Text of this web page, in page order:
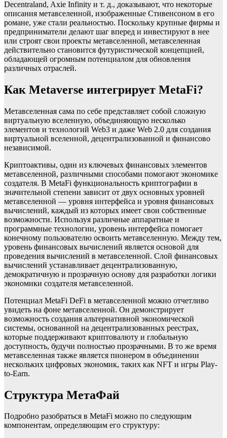
Decentraland, Axie Infinity и т. д., доказывают, что некоторые
описания метавселенной, изображенные Стивенсоном в его
романе, уже стали реальностью. Поскольку крупные фирмы и
предприниматели делают шаг вперед и инвестируют в нее
или строят свои проекты метавселенной, метавселенная
действительно становится футуристической концепцией,
обладающей огромным потенциалом для обновления
различных отраслей.
Как Metaverse интегрирует MetaFi?
Метавселенная сама по себе представляет собой сложную
виртуальную вселенную, объединяющую несколько
элементов и технологий Web3 и даже Web 2.0 для создания
виртуальной вселенной, децентрализованной и финансово
независимой.
Криптоактивы, один из ключевых финансовых элементов
метавселенной, различными способами помогают экономике
создателя. В MetaFi функциональность криптографии в
значительной степени зависит от двух основных уровней
метавселенной — уровня интерфейса и уровня финансовых
вычислений, каждый из которых имеет свои собственные
возможности. Используя различные аппаратные и
программные технологии, уровень интерфейса помогает
конечному пользователю освоить метавселенную. Между тем,
уровень финансовых вычислений является основой для
проведения вычислений в метавселенной. Слой финансовых
вычислений устанавливает децентрализованную,
демократичную и прозрачную основу для разработки логики
экономики создателя метавселенной.
Потенциал MetaFi DeFi в метавселенной можно отчетливо
увидеть на фоне метавселенной. Он демонстрирует
возможность создания альтернативной экономической
системы, основанной на децентрализованных реестрах,
которые поддерживают криптовалюту и глобальную
доступность, будучи полностью прозрачными. В то же время
метавселенная также является пионером в объединении
нескольких цифровых экономик, таких как NFT и игры Play-
to-Earn.
Структура МетаФай
Подробно разобраться в MetaFi можно по следующим
компонентам, определяющим его структуру: